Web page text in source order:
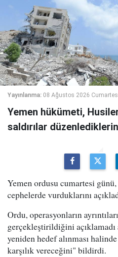
Yayınlanma: 08 Ağustos 2026
Yemen hükümeti,
saldırılar
Yemen ordusu cumartesi
cephelerde vurduklarını
Ordu, operasyonların
gerçekleştirildiğini
yeniden hedef alınması
karşılık vereceğini" bildirdi.